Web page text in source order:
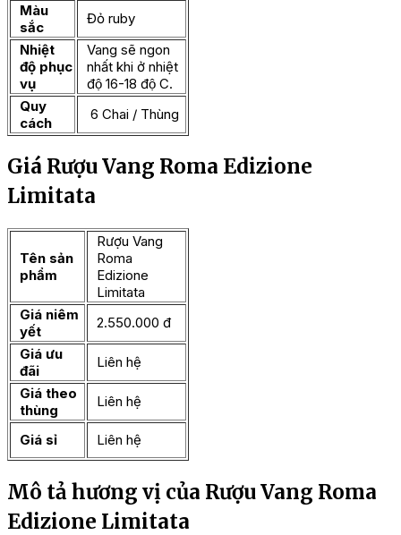
Màu
sắc
Đỏ ruby
Nhiệt
độ phục
vụ
Vang sẽ ngon
nhất khi ở nhiệt
độ 16-18 độ C.
Quy
cách
6 Chai / Thùng
Giá Rượu Vang Roma Edizione
Limitata
Tên sản
phẩm
Rượu Vang
Roma
Edizione
Limitata
Giá niêm
yết
2.550.000 đ
Giá ưu
đãi
Liên hệ
Giá theo
thùng
Liên hệ
Giá sỉ Liên hệ
Mô tả hương vị của Rượu Vang Roma
Edizione Limitata